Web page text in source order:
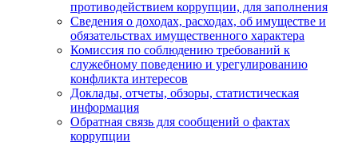
противодействием коррупции, для заполнения
Сведения о доходах, расходах, об имуществе и
обязательствах имущественного характера
Комиссия по соблюдению требований к
служебному поведению и урегулированию
конфликта интересов
Доклады, отчеты, обзоры, статистическая
информация
Обратная связь для сообщений о фактах
коррупции